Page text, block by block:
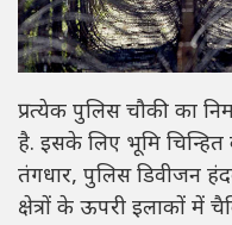
प्रत्येक पुलिस चौकी का
है. इसके लिए भूमि
तंगधार, पुलिस डिवीजन
क्षेत्रों के ऊपरी इलाकों में